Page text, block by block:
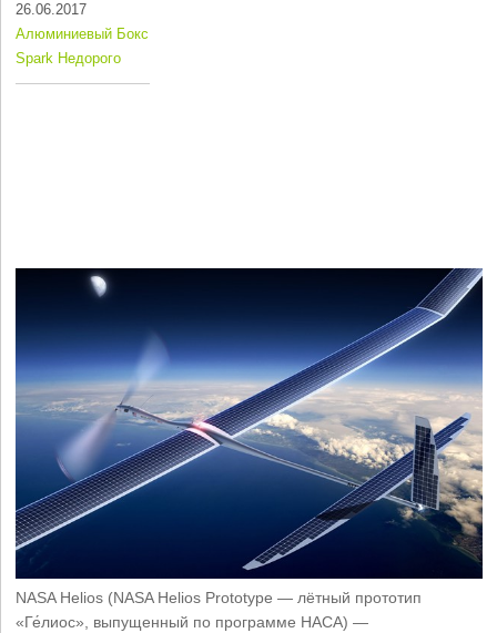
26.06.2017
Алюминиевый Бокс
Spark Недорого
NASA Helios (NASA Helios Prototype — лётный прототип
«Ге́лиос», выпущенный по программе НАСА) —